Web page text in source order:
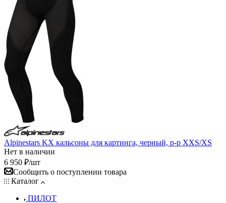
Alpinestars KX кальсоны для картинга, черный, р-р XXS/XS
Нет в наличии
6 950 ₽/шт
Сообщить о поступлении товара
Каталог
ПИЛОТ